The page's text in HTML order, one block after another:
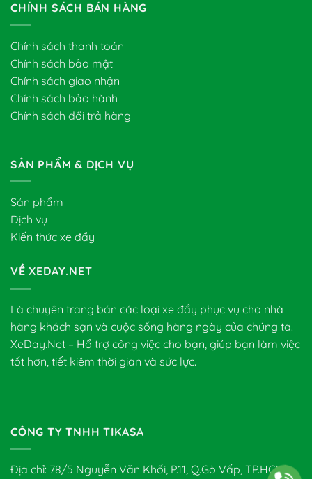
CHÍNH SÁCH BÁN HÀNG
Chính sách thanh toán
Chính sách bảo mật
Chính sách giao nhận
Chính sách bảo hành
Chính sách đổi trả hàng
SẢN PHẨM & DỊCH VỤ
Sản phẩm
Dịch vụ
Kiến thức xe đẩy
VỀ XEDAY.NET
Là chuyên trang bán các loại xe đẩy phục vụ cho nhà
hàng khách sạn và cuộc sống hàng ngày của chúng ta.
XeDay.Net – Hổ trợ công việc cho bạn, giúp bạn làm việc
tốt hơn, tiết kiệm thời gian và sức lực.
CÔNG TY TNHH TIKASA
Địa chỉ: 78/5 Nguyễn Văn Khối, P.11, Q.Gò Vấp, TP.HCM